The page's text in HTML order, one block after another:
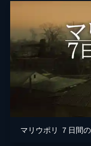
マリウポリ ７日間